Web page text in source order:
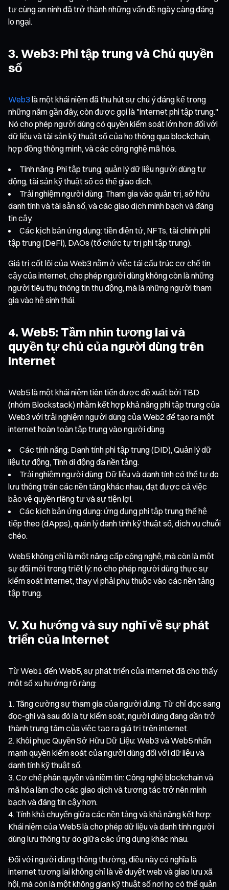
tư cùng an ninh đã trở thành những vấn đề ngày càng đáng
lo ngại.
3. Web3: Phi tập trung và Chủ quyền
số
Web3 là một khái niệm đã thu hút sự chú ý đáng kể trong
những năm gần đây, còn được gọi là "internet phi tập trung."
Nó cho phép người dùng có quyền kiểm soát lớn hơn đối với
dữ liệu và tài sản kỹ thuật số của họ thông qua blockchain,
hợp đồng thông minh, và các công nghệ mã hóa.
Tính năng: Phi tập trung, quản lý dữ liệu người dùng tự
động, tài sản kỹ thuật số có thể giao dịch.
Trải nghiệm người dùng: Tham gia vào quản trị, sở hữu
danh tính và tài sản số, và các giao dịch minh bạch và đáng
tin cậy.
Các kịch bản ứng dụng: tiền điện tử, NFTs, tài chính phi
tập trung (DeFi), DAOs (tổ chức tự trị phi tập trung).
Giá trị cốt lõi của Web3 nằm ở việc tái cấu trúc cơ chế tin
cậy của internet, cho phép người dùng không còn là những
người tiêu thụ thông tin thụ động, mà là những người tham
gia vào hệ sinh thái.
4. Web5: Tầm nhìn tương lai và
quyền tự chủ của người dùng trên
Internet
Web5 là một khái niệm tiên tiến được đề xuất bởi TBD
(nhóm Blockstack) nhằm kết hợp khả năng phi tập trung của
Web3 với trải nghiệm người dùng của Web2 để tạo ra một
internet hoàn toàn tập trung vào người dùng.
Các tính năng: Danh tính phi tập trung (DID), Quản lý dữ
liệu tự động, Tính di động đa nền tảng.
Trải nghiệm người dùng: Dữ liệu và danh tính có thể tự do
lưu thông trên các nền tảng khác nhau, đạt được cả việc
bảo vệ quyền riêng tư và sự tiện lợi.
Các kịch bản ứng dụng: ứng dụng phi tập trung thế hệ
tiếp theo (dApps), quản lý danh tính kỹ thuật số, dịch vụ chuỗi
chéo.
Web5 không chỉ là một nâng cấp công nghệ, mà còn là một
sự đổi mới trong triết lý: nó cho phép người dùng thực sự
kiểm soát internet, thay vì phải phụ thuộc vào các nền tảng
tập trung.
V. Xu hướng và suy nghĩ về sự phát
triển của Internet
Từ Web1 đến Web5, sự phát triển của internet đã cho thấy
một số xu hướng rõ ràng:
Tăng cường sự tham gia của người dùng: Từ chỉ đọc sang
đọc-ghi và sau đó là tự kiểm soát, người dùng đang dần trở
thành trung tâm của việc tạo ra giá trị trên internet.
Khôi phục Quyền Sở Hữu Dữ Liệu: Web3 và Web5 nhấn
mạnh quyền kiểm soát của người dùng đối với dữ liệu và
danh tính kỹ thuật số.
Cơ chế phân quyền và niềm tin: Công nghệ blockchain và
mã hóa làm cho các giao dịch và tương tác trở nên minh
bạch và đáng tin cậy hơn.
Tính khả chuyển giữa các nền tảng và khả năng kết hợp:
Khái niệm của Web5 là cho phép dữ liệu và danh tính người
dùng lưu thông tự do giữa các ứng dụng khác nhau.
Đối với người dùng thông thường, điều này có nghĩa là
internet tương lai không chỉ là về duyệt web và giao lưu xã
hội, mà còn là một không gian kỹ thuật số nơi họ có thể quản